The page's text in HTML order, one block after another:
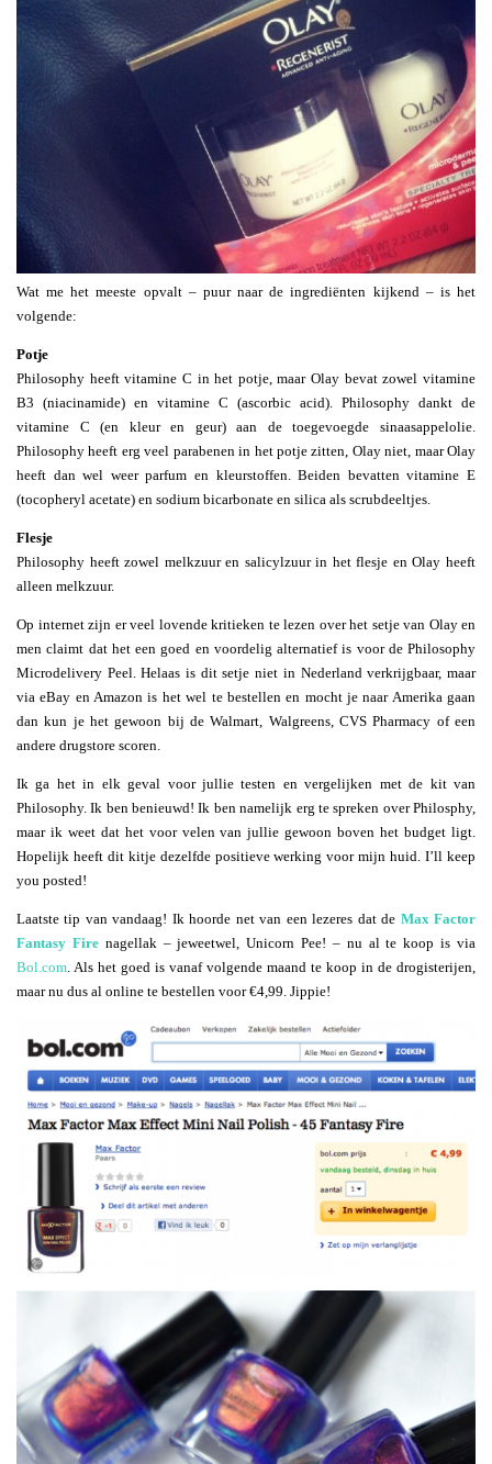
Wat me het meeste opvalt – puur naar de ingrediënten kijkend – is het
volgende:
Potje
Philosophy heeft vitamine C in het potje, maar Olay bevat zowel vitamine
B3 (niacinamide) en vitamine C (ascorbic acid). Philosophy dankt de
vitamine C (en kleur en geur) aan de toegevoegde sinaasappelolie.
Philosophy heeft erg veel parabenen in het potje zitten, Olay niet, maar Olay
heeft dan wel weer parfum en kleurstoffen. Beiden bevatten vitamine E
(tocopheryl acetate) en sodium bicarbonate en silica als scrubdeeltjes.
Flesje
Philosophy heeft zowel melkzuur en salicylzuur in het flesje en Olay heeft
alleen melkzuur.
Op internet zijn er veel lovende kritieken te lezen over het setje van Olay en
men claimt dat het een goed en voordelig alternatief is voor de Philosophy
Microdelivery Peel. Helaas is dit setje niet in Nederland verkrijgbaar, maar
via eBay en Amazon is het wel te bestellen en mocht je naar Amerika gaan
dan kun je het gewoon bij de Walmart, Walgreens, CVS Pharmacy of een
andere drugstore scoren.
Ik ga het in elk geval voor jullie testen en vergelijken met de kit van
Philosophy. Ik ben benieuwd! Ik ben namelijk erg te spreken over Philosphy,
maar ik weet dat het voor velen van jullie gewoon boven het budget ligt.
Hopelijk heeft dit kitje dezelfde positieve werking voor mijn huid. I’ll keep
you posted!
Laatste tip van vandaag! Ik hoorde net van een lezeres dat de Max Factor
Fantasy Firenagellak – jeweetwel, Unicorn Pee! – nu al te koop is via
Bol.com. Als het goed is vanaf volgende maand te koop in de drogisterijen,
maar nu dus al online te bestellen voor €4,99. Jippie!